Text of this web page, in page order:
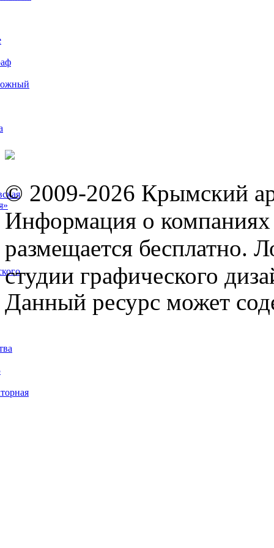
© 2009-2026 Крымский
Информация о компаниях
размещается бесплатно.
студии графического
Данный ресурс может